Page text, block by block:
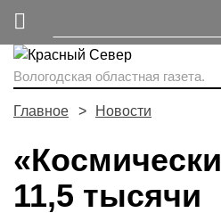
Вологодская областная газета.
Главное Новости
11,5 тысячи